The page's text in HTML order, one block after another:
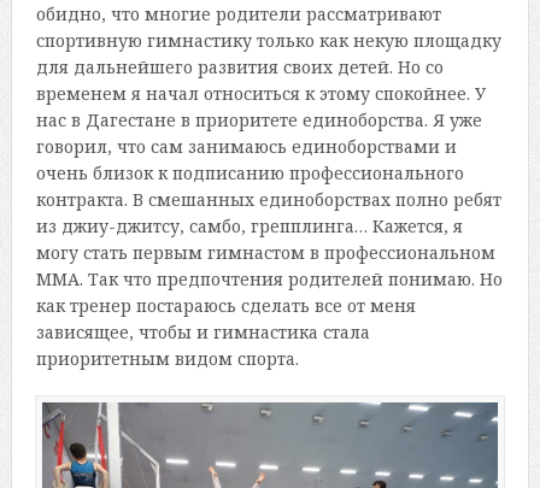
обидно, что многие родители рассматривают
спортивную гимнастику только как некую площадку
для дальнейшего развития своих детей. Но со
временем я начал относиться к этому спокойнее. У
нас в Дагестане в приоритете единоборства. Я уже
говорил, что сам занимаюсь единоборствами и
очень близок к подписанию профессионального
контракта. В смешанных единоборствах полно ребят
из джиу-джитсу, самбо, грепплинга… Кажется, я
могу стать первым гимнастом в профессиональном
ММА. Так что предпочтения родителей понимаю. Но
как тренер постараюсь сделать все от меня
зависящее, чтобы и гимнастика стала
приоритетным видом спорта.